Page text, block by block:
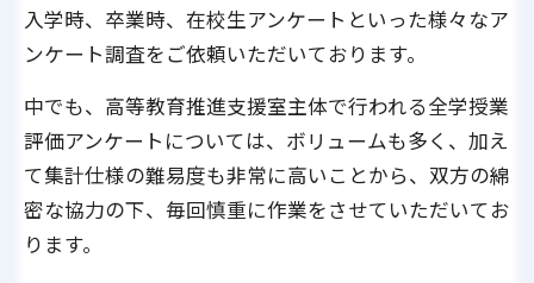
入学時、卒業時、在校生アンケートといった様々なア
ンケート調査をご依頼いただいております。
中でも、高等教育推進支援室主体で行われる全学授業
評価アンケートについては、ボリュームも多く、加え
て集計仕様の難易度も非常に高いことから、双方の綿
密な協力の下、毎回慎重に作業をさせていただいてお
ります。